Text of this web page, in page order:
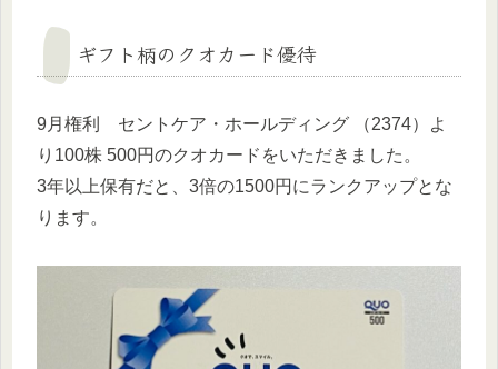
ギフト柄のクオカード優待
9月権利 セントケア・ホールディング （2374）よ
り100株 500円のクオカードをいただきました。
3年以上保有だと、3倍の1500円にランクアップとな
ります。